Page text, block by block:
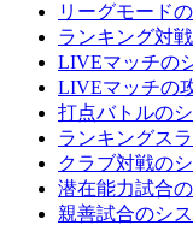
リーグモード
ランキング対
LIVEマッチの
LIVEマッチの
打点バトルの
ランキングス
クラブ対戦の
潜在能力試合
親善試合のシ